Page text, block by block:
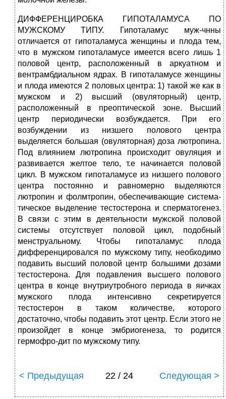
ДИФФЕРЕНЦИРОБКА ГИПОТАЛАМУСА ПО
МУЖСКОМУ ТИПУ. Гипоталамус муж-чнны
отличается от гипоталамуса женщины и плода тем,
что в мужском гипоталамусе имеется всего лишь 1
половой центр, расположенный в аркуатном и
вентрамбдиальном ядрах. В гипоталамусе женщины
и плода имеются 2 половых центра: 1) такой же как в
мужском и 2) высший (овуляторный) центр,
расположенный в преоптической зоне. Высший
центр периодически возбуждается. При его
возбуждении из низшего по­лового центра
выделяется большая (овуляторная) доза лютропина.
Под влиянием лютропина происходит овуляция и
развивается желтое тело, т.е начинается половой
цикл. В мужском гипоталамусе из низшего полового
центра постоянно и равномерно выделяются
лютропин и фолмтропин, обеспечивающие система­
тическое выделение тестостерона и сперматогенез.
В связи с этим в деятельности мужской половой
системы отсутствует половой цикл, по­добный
менструальному. Чтобы гипоталамус плода
дифференцировался по мужскому типу, не­обходимо
подавить высший половой центр большими дозами
тестостерона. Для подавления высшего полового
центра в конце внутриутробного пери­ода в яичках
мужского плода интенсивно секретируется
тестостерон в таком количестве, которого
достаточно, чтобы подавить этот центр. Если этого не
произойдет в конце эмбриогенеза, то родится
гермофро-дит по мужскому типу.
< Предыдущая 22 / 24 Следующая >